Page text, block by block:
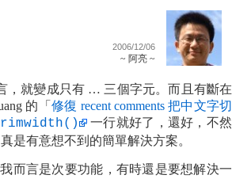
2006/12/06
~ 阿亮 ~
，就變成只有 … 三個字元。而且有斷在
的「 修復 recent comments 把中文字切
一行就好了，還好，不然
是有意想不到的簡單解決方案。
而言是次要功能，有時還是要想解決一